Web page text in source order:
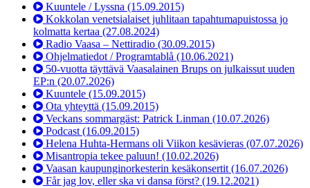
Kuuntele / Lyssna (15.09.2015)
Kokkolan venetsialaiset juhlitaan tapahtumapuistossa jo
kolmatta kertaa (27.08.2024)
Radio Vaasa – Nettiradio (30.09.2015)
Ohjelmatiedot / Programtablå (10.06.2021)
50-vuotta täyttävä Vaasalainen Brups on julkaissut uuden
EP:n (20.07.2026)
Kuuntele (15.09.2015)
Ota yhteyttä (15.09.2015)
Veckans sommargäst: Patrick Linman (10.07.2026)
Podcast (16.09.2015)
Helena Huhta-Hermans oli Viikon kesävieras (07.07.2026)
Misantropia tekee paluun! (10.02.2026)
Vaasan kaupunginorkesterin kesäkonsertit (16.07.2026)
Får jag lov, eller ska vi dansa först? (19.12.2021)